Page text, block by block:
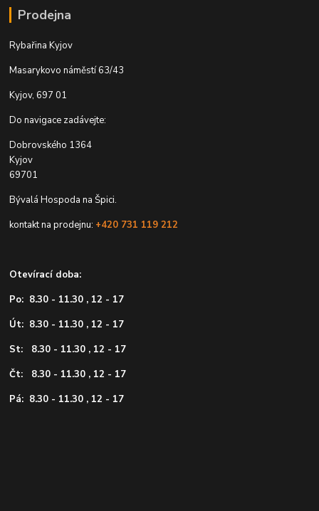
Prodejna
Rybařina Kyjov
Masarykovo náměstí 63/43
Kyjov, 697 01
Do navigace zadávejte:
Dobrovského 1364
Kyjov
69701
Bývalá Hospoda na Špici.
kontakt na prodejnu: +420 731 119 212
Otevírací doba:
Po: 8.30 - 11.30 , 12 - 17
Út: 8.30 - 11.30 , 12 - 17
St: 8.30 - 11.30 , 12 - 17
Čt: 8.30 - 11.30 , 12 - 17
Pá: 8.30 - 11.30 , 12 - 17